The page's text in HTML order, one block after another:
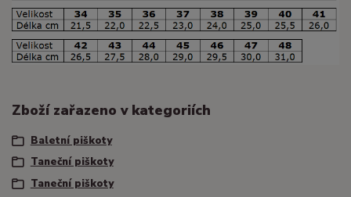
Zboží zařazeno v kategoriích
Baletní piškoty
Taneční piškoty
Taneční piškoty